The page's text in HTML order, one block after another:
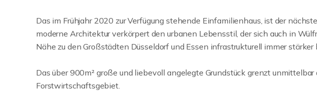
Das im Frühjahr 2020 zur Verfügung stehende Einfamilienhaus, ist der
moderne Architektur verkörpert den urbanen Lebensstil, der sich auch in
Nähe zu den Großstädten Düsseldorf und Essen infrastrukturell immer
Das über 900m² große und liebevoll angelegte Grundstück grenzt
Forstwirtschaftsgebiet.